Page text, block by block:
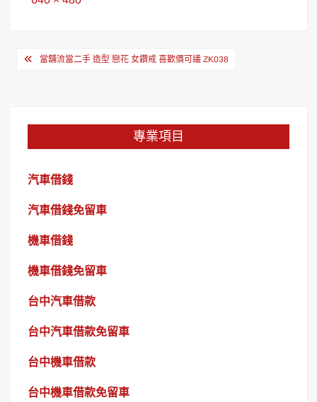
文
覽
當舖流當二手 造型 戀花 女鑽戒 喜歡價可議 ZK038
專業項目
汽車借錢
汽車借錢免留車
機車借錢
機車借錢免留車
台中汽車借款
台中汽車借款免留車
台中機車借款
台中機車借款免留車